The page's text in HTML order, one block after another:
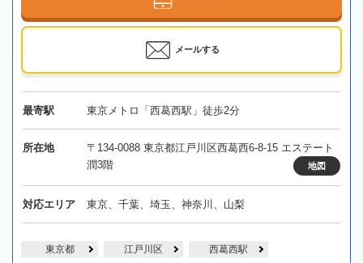
メールする
最寄駅 東京メトロ「西葛西駅」徒歩2分
所在地
〒134-0088 東京都江戸川区西葛西6-8-15 エステート
潤3階
地図
対応エリア 東京、千葉、埼玉、神奈川、山梨
東京都 江戸川区 西葛西駅